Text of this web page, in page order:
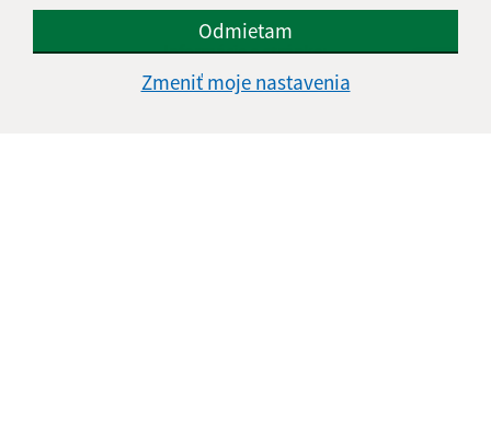
Odmietam
Zmeniť moje nastavenia
Informácie o stránke:
Vyhlásenie o prístupnosti